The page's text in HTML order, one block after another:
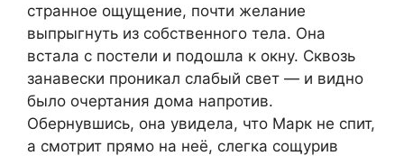
странное ощущение, почти желание
выпрыгнуть из собственного тела. Она
встала с постели и подошла к окну. Сквозь
занавески проникал слабый свет — и видно
было очертания дома напротив.
Обернувшись, она увидела, что Марк не спит,
а смотрит прямо на неё, слегка сощурив